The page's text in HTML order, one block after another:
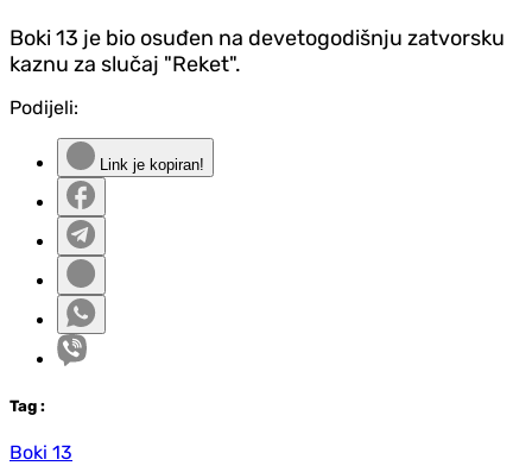
Boki 13 je bio osuđen na devetogodišnju zatvorsku
kaznu za slučaj "Reket".
Podijeli:
Link je kopiran!
Tag :
Boki 13